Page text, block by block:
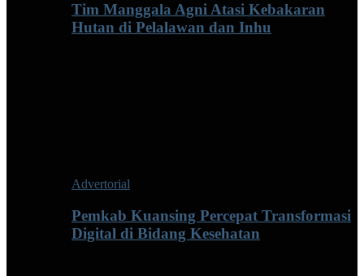
Tim Manggala Agni Atasi Kebakaran
Hutan di Pelalawan dan Inhu
Advertorial
Pemkab Kuansing Percepat Transformasi
Digital di Bidang Kesehatan